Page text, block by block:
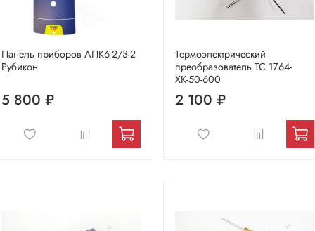
Панель приборов АПК6-2/3-2
Рубикон
5 800 ₽
Термоэлектрический
преобразователь ТС 1764-
ХК-50-600
2 100 ₽